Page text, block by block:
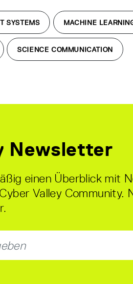
SYSTEMS MACHINE
SCIENCE COMMUNICATION
Newsletter
einen Überblick mit
Valley Community.